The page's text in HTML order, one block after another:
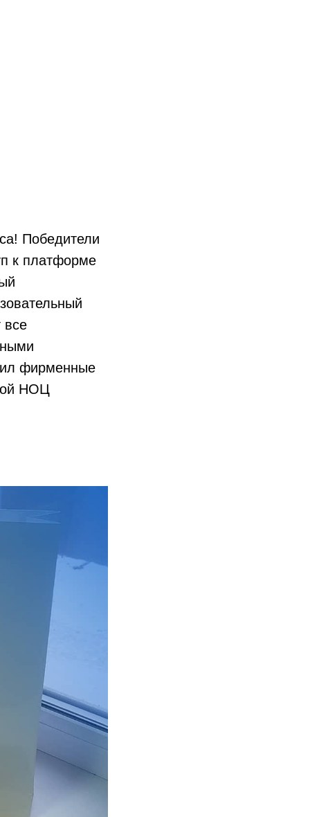
Победители
к платформе
все
фирменные
НОЦ